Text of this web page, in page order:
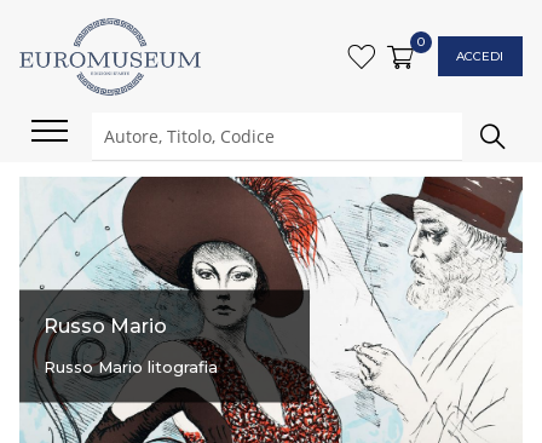
0
ACCEDI
Russo Mario
Russo Mario litografia